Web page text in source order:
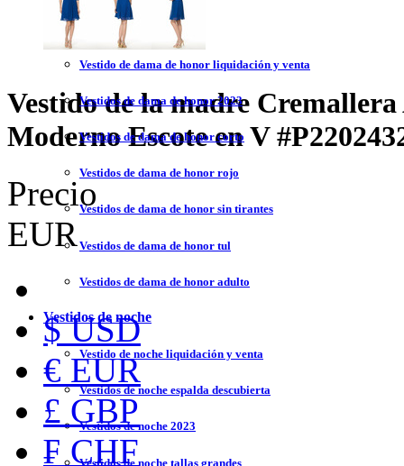
Vestidos de dama de honor
Vestido de dama de honor liquidación y venta
Vestidos de dama de honor 2023
Vestidos de dama de honor corto
Vestidos de dama de honor rojo
Vestidos de dama de honor sin tirantes
Vestidos de dama de honor tul
Vestidos de dama de honor adulto
Vestidos de noche
Vestido de noche liquidación y venta
Vestidos de noche espalda descubierta
Vestidos de noche 2023
Vestidos de noche tallas grandes
Vestido de la madre
Moderno Escote en V
Precio
EUR
$ USD
€ EUR
£ GBP
₣ CHF